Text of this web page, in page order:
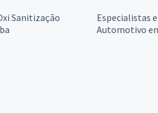
Sanitização
Especialistas
Automotivo